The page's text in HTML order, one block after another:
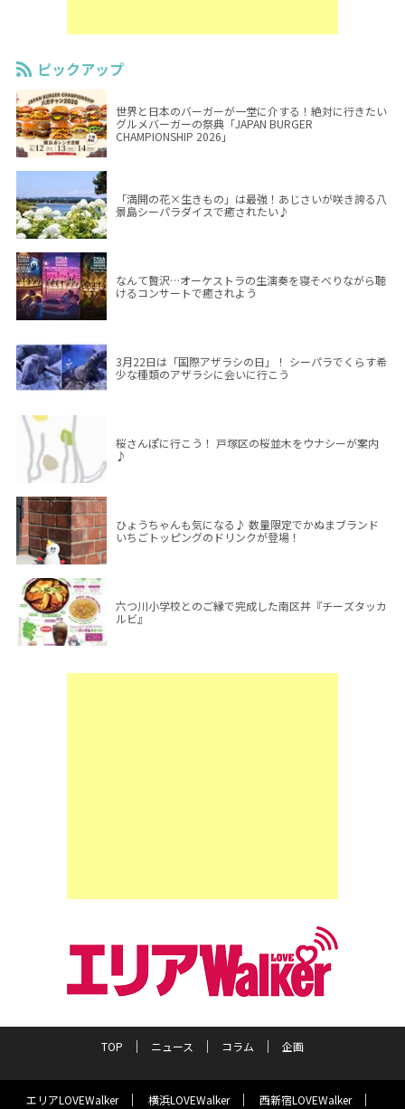
ピックアップ
世界と日本のバーガーが一堂に介する！絶対に行きたい
グルメバーガーの祭典「JAPAN BURGER
CHAMPIONSHIP 2026」
「満開の花×生きもの」は最強！あじさいが咲き誇る八
景島シーパラダイスで癒されたい♪
なんて贅沢…オーケストラの生演奏を寝そべりながら聴
けるコンサートで癒されよう
3月22日は「国際アザラシの日」！ シーパラでくらす希
少な種類のアザラシに会いに行こう
桜さんぽに行こう！ 戸塚区の桜並木をウナシーが案内
♪
ひょうちゃんも気になる♪ 数量限定でかぬまブランド
いちごトッピングのドリンクが登場！
六つ川小学校とのご縁で完成した南区丼『チーズタッカ
ルビ』
TOP ニュース コラム 企画
エリアLOVEWalker 横浜LOVEWalker 西新宿LOVEWalker